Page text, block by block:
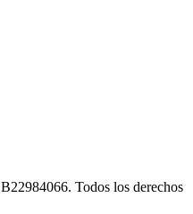
B22984066. Todos los derechos